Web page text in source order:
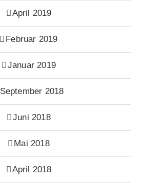
April 2019
Februar 2019
Januar 2019
September 2018
Juni 2018
Mai 2018
April 2018